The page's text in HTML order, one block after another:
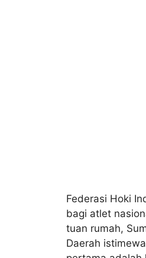
Federasi Hoki
bagi atlet
tuan rumah,
Daerah